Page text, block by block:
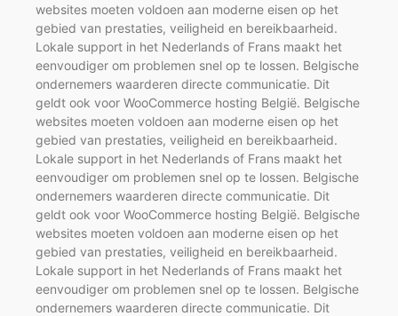
websites moeten voldoen aan moderne eisen op het
gebied van prestaties, veiligheid en bereikbaarheid.
Lokale support in het Nederlands of Frans maakt het
eenvoudiger om problemen snel op te lossen. Belgische
ondernemers waarderen directe communicatie. Dit
geldt ook voor WooCommerce hosting België. Belgische
websites moeten voldoen aan moderne eisen op het
gebied van prestaties, veiligheid en bereikbaarheid.
Lokale support in het Nederlands of Frans maakt het
eenvoudiger om problemen snel op te lossen. Belgische
ondernemers waarderen directe communicatie. Dit
geldt ook voor WooCommerce hosting België. Belgische
websites moeten voldoen aan moderne eisen op het
gebied van prestaties, veiligheid en bereikbaarheid.
Lokale support in het Nederlands of Frans maakt het
eenvoudiger om problemen snel op te lossen. Belgische
ondernemers waarderen directe communicatie. Dit